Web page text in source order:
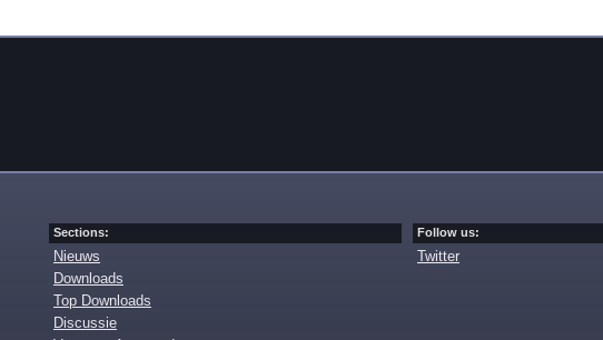
Sections:
Nieuws
Downloads
Top Downloads
Discussie
Follow us:
Twitter